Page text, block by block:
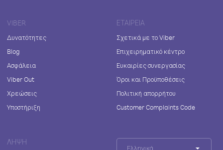
VIBER
Δυνατότητες
Blog
Ασφάλεια
Viber Out
Χρεώσεις
Υποστήριξη
ΕΤΑΙΡΕΊΑ
Σχετικά με το Viber
Επιχειρηματικό κέντρο
Ευκαιρίες συνεργασίας
Όροι και Προϋποθέσεις
Πολιτική απορρήτου
Customer Complaints Code
ΛΉΨΗ
Ελληνικά